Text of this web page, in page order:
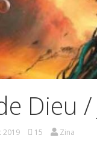
Dieu
2019 15 Zina